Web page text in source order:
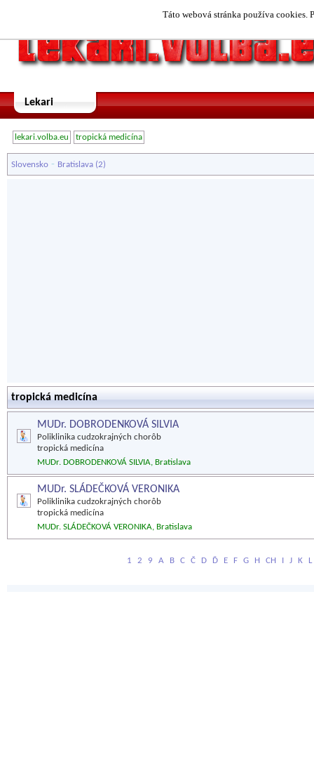
Táto webová stránka používa cookies.
Lekari
lekari.volba.eu tropická medicína
Slovensko - Bratislava (2)
tropická medicína
MUDr. DOBRODENKOVÁ SILVIA
Poliklinika cudzokrajných chorôb
tropická medicína
MUDr. DOBRODENKOVÁ SILVIA, Bratislava
MUDr. SLÁDEČKOVÁ VERONIKA
Poliklinika cudzokrajných chorôb
tropická medicína
MUDr. SLÁDEČKOVÁ VERONIKA, Bratislava
1 2 9 A B C Č D Ď E F G H CH I J K L